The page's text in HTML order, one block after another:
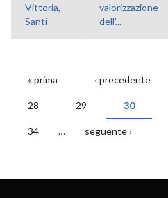
Vittoria,
Santi
valorizzazione
dell'...
PAGINE
« prima ‹ precedente
28 29 30
34 … seguente ›